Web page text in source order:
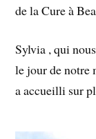
de la Cure à
Sylvia , qui
le jour de notre
a accueilli sur